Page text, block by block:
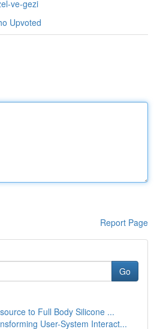
ve-gezi
Upvoted
Report Page
Go
to Full Body Silicone ...
User-System Interact...